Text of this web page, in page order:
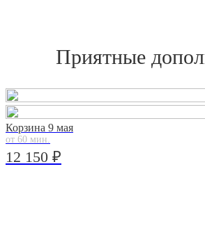
Приятные
Корзина 9 мая
от 60 мин.
12 150 ₽